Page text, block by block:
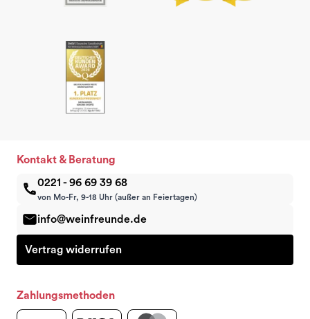
Kontakt & Beratung
0221 - 96 69 39 68
von Mo-Fr, 9-18 Uhr (außer an Feiertagen)
info@weinfreunde.de
Vertrag widerrufen
Zahlungsmethoden